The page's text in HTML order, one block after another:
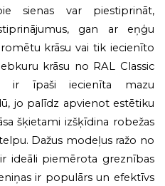
sienas var piestiprināt,
gan ar eņģu
krāsu vai tik iecienīto
krāsu no RAL Classic
ir īpaši iecienīta mazu
jo palīdz apvienot estētiku
šķietami izšķīdina robežas
Dažus modeļus ražo no
ideāli piemērota greznības
ir populārs un efektīvs